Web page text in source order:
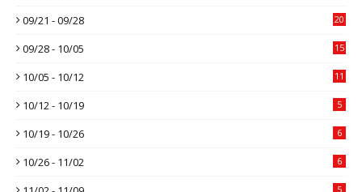
09/21 - 09/28 20
09/28 - 10/05 15
10/05 - 10/12 11
10/12 - 10/19 5
10/19 - 10/26 6
10/26 - 11/02 6
5